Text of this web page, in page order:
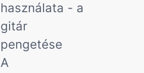
használata - a
gitár
pengetése
A